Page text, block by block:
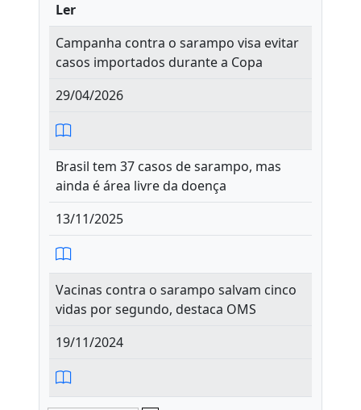
Ler
Campanha contra o sarampo visa evitar
casos importados durante a Copa
29/04/2026
Brasil tem 37 casos de sarampo, mas
ainda é área livre da doença
13/11/2025
Vacinas contra o sarampo salvam cinco
vidas por segundo, destaca OMS
19/11/2024